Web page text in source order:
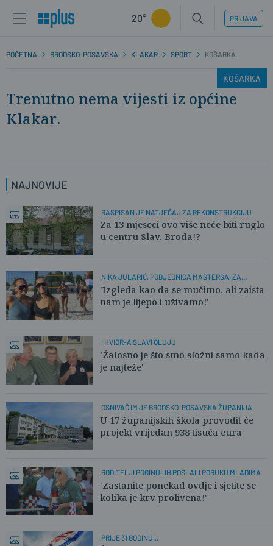
20° PRIJAVA
POČETNA BRODSKO-POSAVSKA KLAKAR SPORT KOŠARKA
KOŠARKA
Trenutno nema vijesti iz općine
Klakar.
NAJNOVIJE
RASPISAN JE NATJEČAJ ZA REKONSTRUKCIJU
Za 13 mjeseci ovo više neće biti ruglo
u centru Slav. Broda!?
NIKA JULARIĆ, POBJEDNICA MASTERSA, ZA
PLUSPORTAL:
'Izgleda kao da se mučimo, ali zaista
nam je lijepo i uživamo!'
I HVIDR-A SLAVI OLUJU
'Žalosno je što smo složni samo kada
je najteže'
OSNIVAČ IM JE BRODSKO-POSAVSKA ŽUPANIJA
U 17 županijskih škola provodit će
projekt vrijedan 938 tisuća eura
RODITELJI POGINULIH POSLALI PORUKU MLADIMA
'Zastanite ponekad ovdje i sjetite se
kolika je krv prolivena!'
PRIJE 31 GODINU...